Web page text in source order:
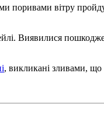
поривами вітру
Виявилися
, викликані зливами, що